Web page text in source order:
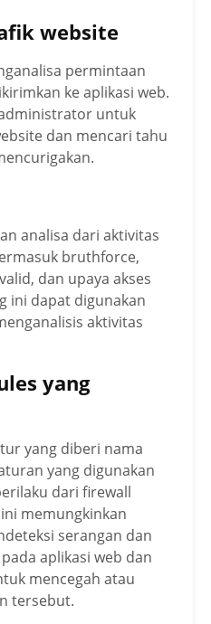
website
permintaan
ke aplikasi web.
untuk
dan mencari tahu
analisa dari aktivitas
bruthforce,
dan upaya akses
ini dapat digunakan
aktivitas
yang
yang diberi nama
yang digunakan
dari firewall
memungkinkan
serangan dan
aplikasi web dan
mencegah atau
tersebut.